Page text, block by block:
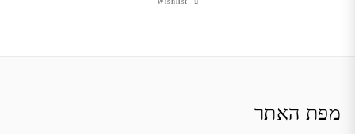
מפת האתר